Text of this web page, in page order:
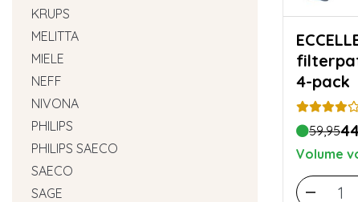
KRUPS
MELITTA
MIELE
NEFF
NIVONA
PHILIPS
PHILIPS SAECO
SAECO
SAGE
4-pack
59,95
Volume